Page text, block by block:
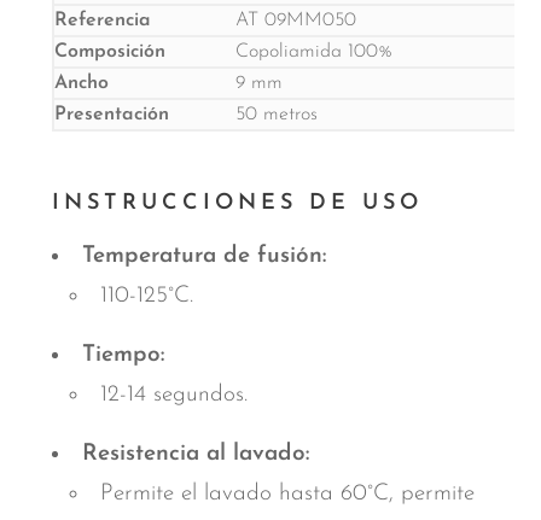
AT 09MM050
Copoliamida 100%
9 mm
50 metros
INSTRUCCIONES DE USO
Temperatura de fusión:
110-125°C.
Tiempo:
12-14 segundos.
Resistencia al lavado:
Permite el lavado hasta 60°C, permite